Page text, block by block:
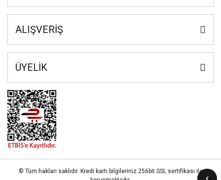
ALIŞVERİŞ
ÜYELİK
© Tüm hakları saklıdır. Kredi kartı bilgileriniz 256bit SSL sertifikası ile